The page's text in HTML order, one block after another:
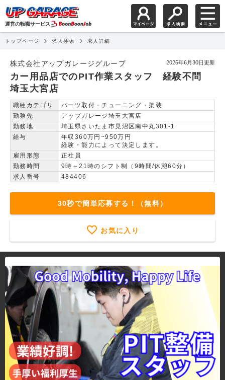
運営の転職サービス
トップページ 求人検索 求人詳細
株式会社アップガレージグループ 2025年6月30日更新
カー用品店でのPIT作業スタッフ 経験不問
埼玉大宮店
職種カテゴリ
パーツ取付・チューニング・架装
勤務先
アップガレージ埼玉大宮店
勤務地
埼玉県さいたま市見沼区南中丸301-1
給与
年収360万円~950万円
経験・能力によって決定します。
雇用形態
正社員
勤務時間
9時～21時のシフト制（9時間/休憩60分）
求人番号
484406
30秒で簡単応募する！（無料）
お気に入り